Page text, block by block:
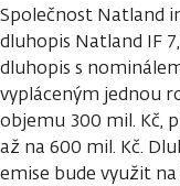
Společnost Natland
dluhopis Natland IF
dluhopis s
vypláceným jednou
objemu 300 mil. Kč,
až na 600 mil. Kč.
emise bude využit